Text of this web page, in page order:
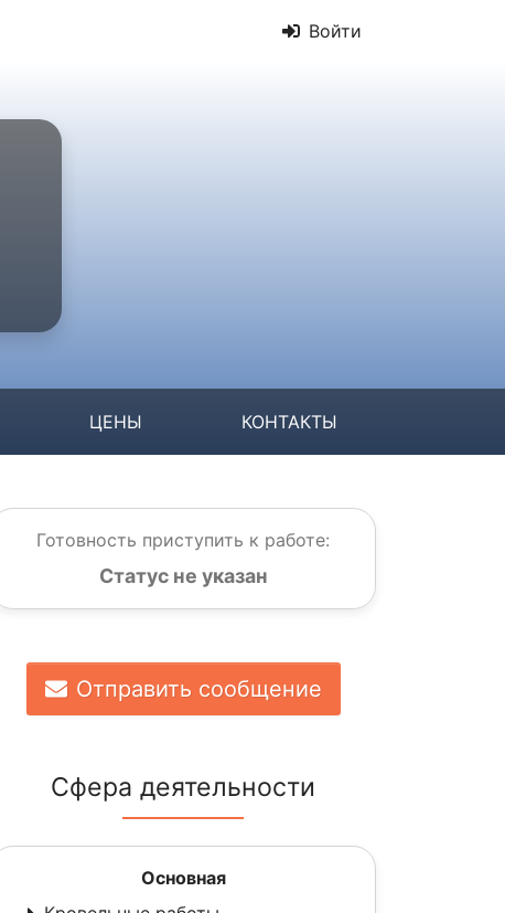
Войти
ЦЕНЫ КОНТАКТЫ
Готовность приступить к работе:
Статус не указан
Отправить сообщение
Сфера деятельности
Основная